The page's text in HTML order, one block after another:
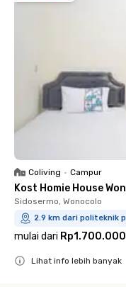
Coliving • Campur
Kost Homie House
Sidosermo, Wonocolo
2.9 km dari politeknik
mulai dari Rp1.700.000
Lihat info lebih banyak